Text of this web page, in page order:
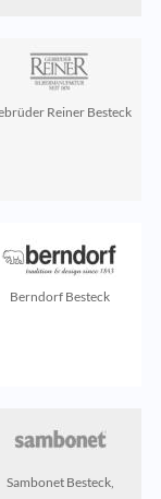
Reiner Besteck
Berndorf Besteck
Sambonet Besteck,